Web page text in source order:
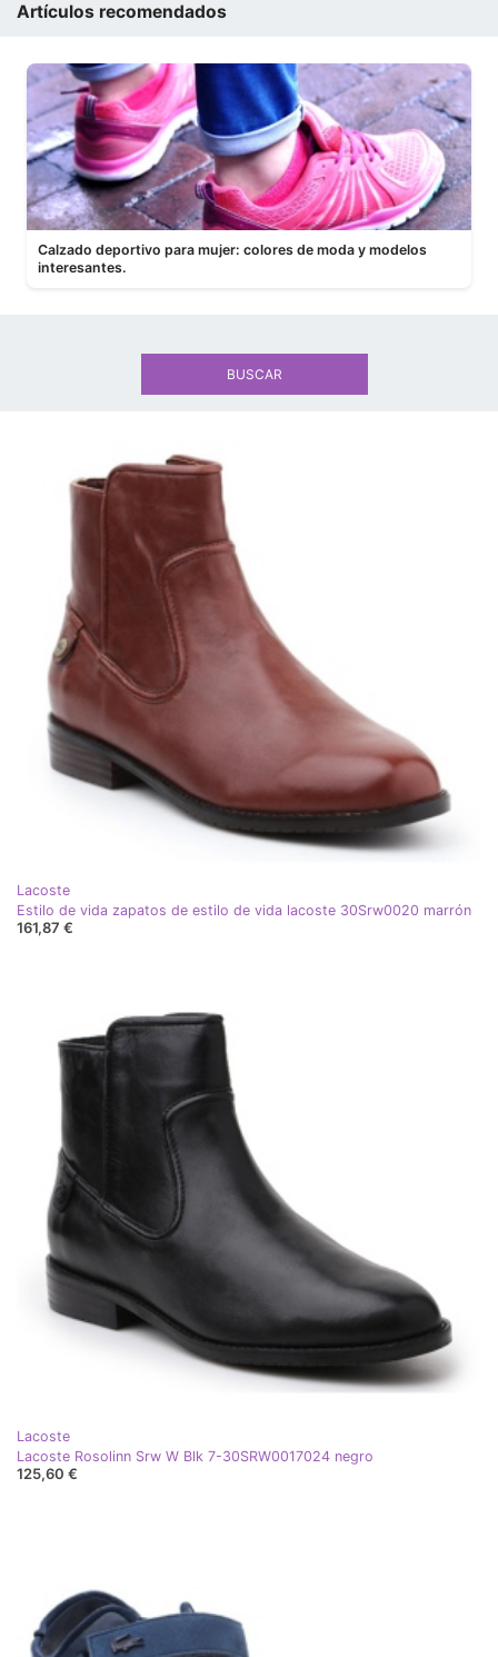
Artículos recomendados
Calzado deportivo para mujer: colores de moda y modelos
interesantes.
Lacoste
Estilo de vida zapatos de estilo de vida lacoste 30Srw0020 marrón
161,87 €
Lacoste
Lacoste Rosolinn Srw W Blk 7-30SRW0017024 negro
125,60 €
BUSCAR